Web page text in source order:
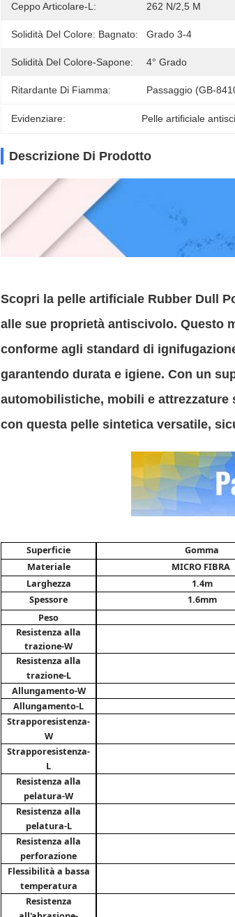
Ceppo Articolare-L: 262 N/2,5 M
Solidità Del Colore: Bagnato: Grado 3-4
Solidità Del Colore-Sapone: 4° Grado
Ritardante Di Fiamma: Passaggio (GB-
Evidenziare: Pelle artificiale
Descrizione Di Prodotto
Scopri la pelle artificiale Rubber Dull
alle sue proprietà antiscivolo. Questo
conforme agli standard di
garantendo durata e igiene. Con un
automobilistiche, mobili e
con questa pelle sintetica versatile,
Superficie Gomma
Materiale
MICRO FIBRA
Larghezza
1.4m
Spessore
1.6mm
Peso
Resistenza alla
trazione-W
Resistenza alla
trazione-L
Allungamento-W
Allungamento-L
Strapporesistenza-
W
Strapporesistenza-
L
Resistenza alla
pelatura-W
Resistenza alla
pelatura-L
Resistenza alla
perforazione
Flessibilità a bassa
temperatura
Resistenza